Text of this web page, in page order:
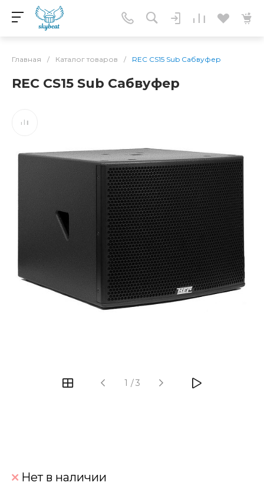
Главная / Каталог товаров / REC CS15 Sub Сабвуфер
REC CS15 Sub Сабвуфер
1 /3
Нет в наличии